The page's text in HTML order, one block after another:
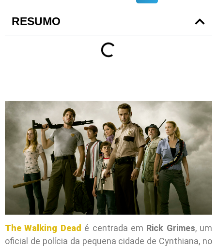
RESUMO
The Walking Dead é centrada em Rick Grimes, um
oficial de polícia da pequena cidade de Cynthiana, no